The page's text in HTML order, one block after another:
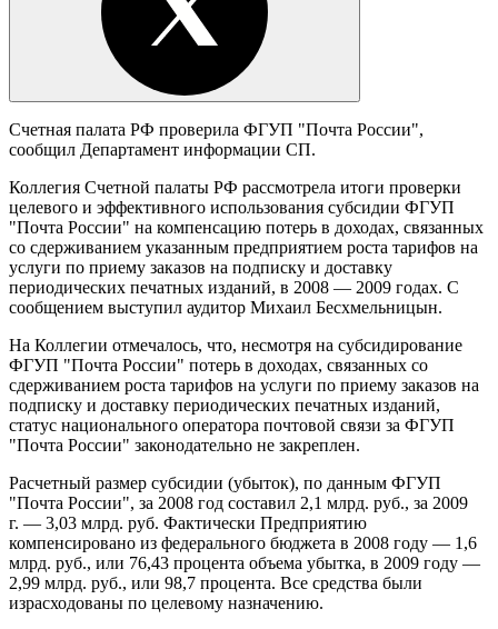
Счетная палата РФ проверила ФГУП "Почта России",
сообщил Департамент информации СП.
Коллегия Счетной палаты РФ рассмотрела итоги проверки
целевого и эффективного использования субсидии ФГУП
"Почта России" на компенсацию потерь в доходах, связанных
со сдерживанием указанным предприятием роста тарифов на
услуги по приему заказов на подписку и доставку
периодических печатных изданий, в 2008 — 2009 годах. С
сообщением выступил аудитор Михаил Бесхмельницын.
На Коллегии отмечалось, что, несмотря на субсидирование
ФГУП "Почта России" потерь в доходах, связанных со
сдерживанием роста тарифов на услуги по приему заказов на
подписку и доставку периодических печатных изданий,
статус национального оператора почтовой связи за ФГУП
"Почта России" законодательно не закреплен.
Расчетный размер субсидии (убыток), по данным ФГУП
"Почта России", за 2008 год составил 2,1 млрд. руб., за 2009
г. — 3,03 млрд. руб. Фактически Предприятию
компенсировано из федерального бюджета в 2008 году — 1,6
млрд. руб., или 76,43 процента объема убытка, в 2009 году —
2,99 млрд. руб., или 98,7 процента. Все средства были
израсходованы по целевому назначению.